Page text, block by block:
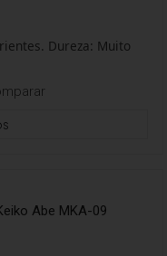
Dureza: Muito
Abe MKA-09